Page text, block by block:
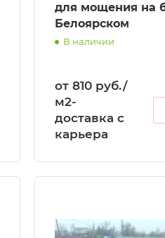
для мощения на
Белоярском
В наличии
от 810 руб./
м2-
доставка с
карьера